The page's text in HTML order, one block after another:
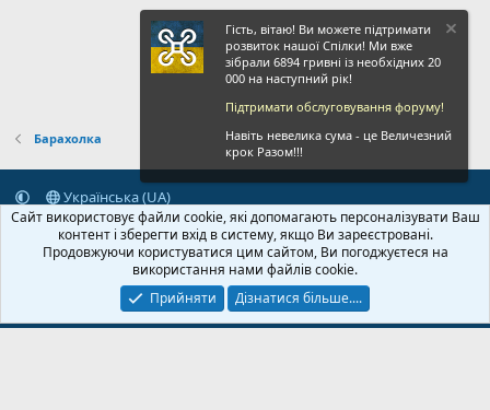
Барахолка
Українська (UA)
Зворотній зв'язок
Умови і правила
Політика конфіденційності
Дoпoмoга
Головна
R
S
S
© 2020-2026 FPVUA.ORG Розроблено:Magshifter
Гість, вітаю! Ви можете підтримати
розвиток нашої Спілки! Ми вже
зібрали 6894 гривні із необхідних 20
000 на наступний рік!
Підтримати обслуговування форуму!
Навіть невелика сума - це Величезний
крок Разом!!!
Сайт використовує файли cookie, які допомагають персоналізувати Ваш
контент і зберегти вхід в систему, якщо Ви зареєстровані.
Продовжуючи користуватися цим сайтом, Ви погоджуєтеся на
використання нами файлів cookie.
Прийняти
Дізнатися більше....